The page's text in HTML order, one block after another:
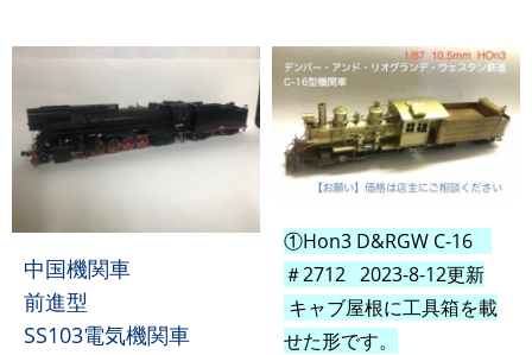
中国機関車
前進型
SS103電気機関車
①Hon3 D&RGW C-16
＃2712 2023-8-12更新
キャブ屋根に工具箱を載
せた形です。